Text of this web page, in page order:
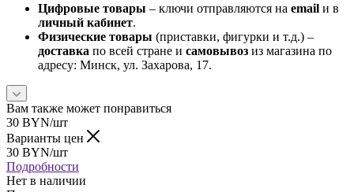
Цифровые товары – ключи отправляются на email и в
личный кабинет.
Физические товары (приставки, фигурки и т.д.) –
доставка по всей стране и самовывоз из магазина по
адресу: Минск, ул. Захарова, 17.
Вам также может понравиться
30 BYN/шт
Варианты цен
30 BYN/шт
Подробности
Нет в наличии